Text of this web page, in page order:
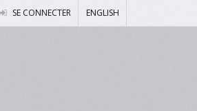
SE CONNECTER ENGLISH